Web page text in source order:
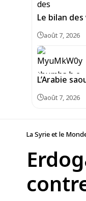
Le bilan
août 7, 2026
L’Arabie
août 7, 2026
La Syrie et le